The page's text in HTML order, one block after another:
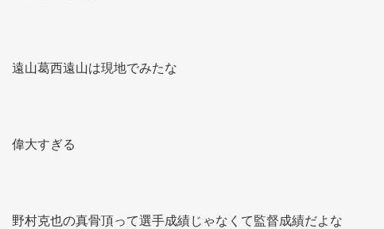
遠山葛西遠山は現地でみたな
偉大すぎる
野村克也の真骨頂って選手成績じゃなくて監督成績だよな